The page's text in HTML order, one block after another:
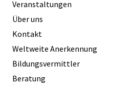
Veranstaltungen
Über uns
Kontakt
Weltweite Anerkennung
Bildungsvermittler
Beratung